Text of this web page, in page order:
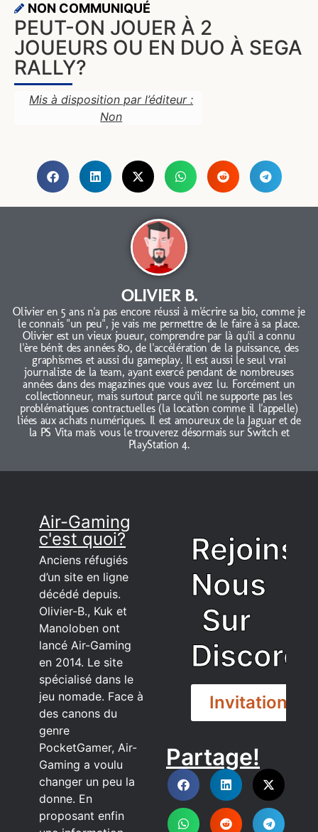
NON COMMUNIQUÉ
PEUT-ON JOUER À 2
JOUEURS OU EN DUO À SEGA
RALLY?
Mis à disposition par l’éditeur :
Non
OLIVIER B.
Olivier en 5 ans n'a pas encore réussi à m'écrire sa bio, comme je
le connais "un peu", je vais me permettre de le faire à sa place.
Olivier est un vieux joueur, comprendre par là qu'il a connu
l'ère bénit des années 80, de l'accélération de la puissance, des
graphismes et aussi du gameplay. Il est aussi le seul vrai
journaliste de la team, ayant exercé pendant de nombreuses
années dans des magazines que vous avez lu. Forcément un
collectionneur, mais surtout parce qu'il ne supporte pas les
problématiques contractuelles (la location comme il l'appelle)
liées aux achats numériques. Il est amoureux de la Jaguar et de
la PS Vita mais vous le trouverez désormais sur Switch et
PlayStation 4.
Air-Gaming
c'est quoi?
Anciens réfugiés
d’un site en ligne
décédé depuis.
Olivier-B., Kuk et
Manoloben ont
lancé Air-Gaming
en 2014. Le site
spécialisé dans le
jeu nomade. Face à
des canons du
genre
PocketGamer, Air-
Gaming a voulu
changer un peu la
donne. En
proposant enfin
Rejoins
Nous
Sur
Discord
Invitation
DISCORD
Partage!